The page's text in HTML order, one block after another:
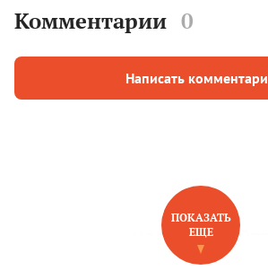
Комментарии 0
Написать
НОВОЕ НА САЙТЕ
ПОКАЗАТЬ
ЕЩЕ